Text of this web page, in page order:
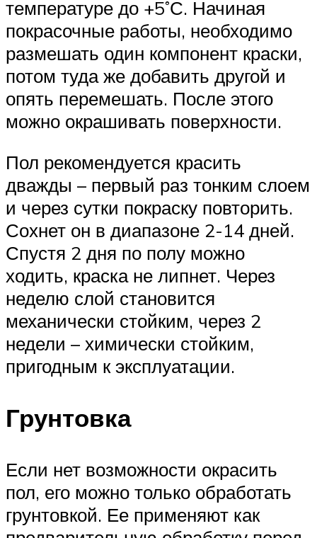
температуре до +5˚С. Начиная
покрасочные работы, необходимо
размешать один компонент краски,
потом туда же добавить другой и
опять перемешать. После этого
можно окрашивать поверхности.
Пол рекомендуется красить
дважды – первый раз тонким слоем
и через сутки покраску повторить.
Сохнет он в диапазоне 2-14 дней.
Спустя 2 дня по полу можно
ходить, краска не липнет. Через
неделю слой становится
механически стойким, через 2
недели – химически стойким,
пригодным к эксплуатации.
Грунтовка
Если нет возможности окрасить
пол, его можно только обработать
грунтовкой. Ее применяют как